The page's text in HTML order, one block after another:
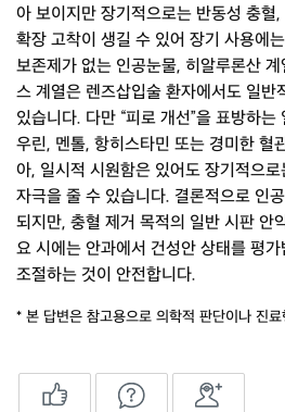
아 보이지만 장기적으로는 반동성 충혈
확장 고착이 생길 수 있어 장기 사용에
보존제가 없는 인공눈물, 히알루론산
스 계열은 렌즈삽입술 환자에서도 일반
있습니다. 다만 “피로 개선”을 표방하
우린, 멘톨, 항히스타민 또는 경미한 혈
아, 일시적 시원함은 있어도 장기적으
자극을 줄 수 있습니다. 결론적으로 인
되지만, 충혈 제거 목적의 일반 시판 안
요 시에는 안과에서 건성안 상태를 평
조절하는 것이 안전합니다.
* 본 답변은 참고용으로 의학적 판단이나 진